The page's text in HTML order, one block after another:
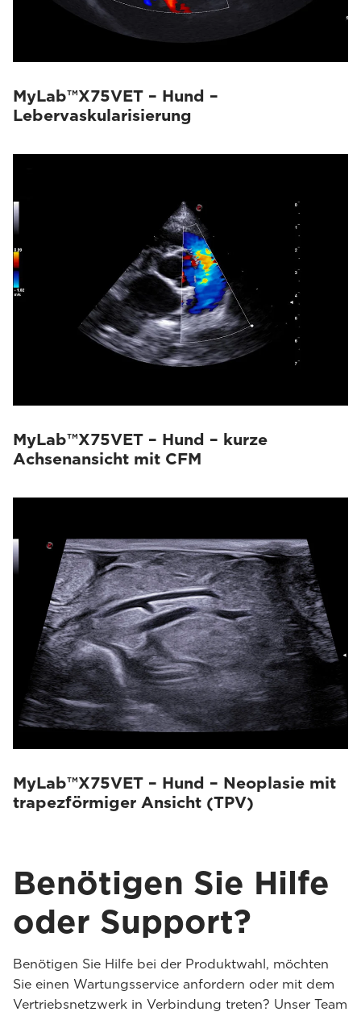
MyLab™X75VET – Hund –
Lebervaskularisierung
MyLab™X75VET – Hund – kurze
Achsenansicht mit CFM
MyLab™X75VET – Hund – Neoplasie mit
trapezförmiger Ansicht (TPV)
Benötigen Sie Hilfe
oder Support?
Benötigen Sie Hilfe bei der Produktwahl, möchten
Sie einen Wartungsservice anfordern oder mit dem
Vertriebsnetzwerk in Verbindung treten? Unser Team